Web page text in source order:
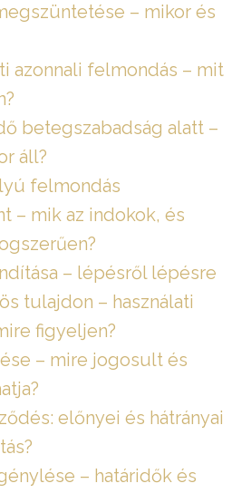
– mikor és
azonnali felmondás – mit
betegszabadság alatt –
áll?
felmondás
– mik az indokok, és
– lépésről lépésre
tulajdon – használati
figyeljen?
– mire jogosult és
előnyei és hátrányai
– határidők és